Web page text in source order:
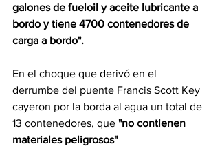
galones de fueloil y aceite lubricante a
bordo y tiene 4700 contenedores de
carga a bordo".
En el choque que derivó en el
derrumbe del puente Francis Scott Key
cayeron por la borda al agua un total de
13 contenedores, que "no contienen
materiales peligrosos"